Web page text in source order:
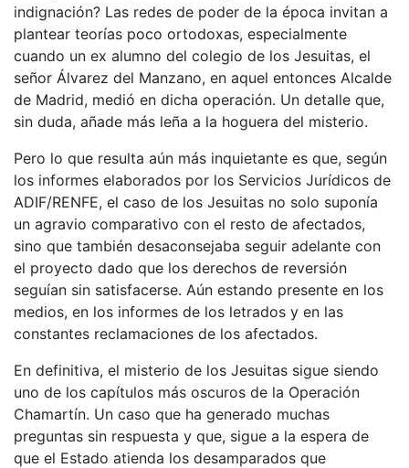
indignación? Las redes de poder de la época invitan a
plantear teorías poco ortodoxas, especialmente
cuando un ex alumno del colegio de los Jesuitas, el
señor Álvarez del Manzano, en aquel entonces Alcalde
de Madrid, medió en dicha operación. Un detalle que,
sin duda, añade más leña a la hoguera del misterio.
Pero lo que resulta aún más inquietante es que, según
los informes elaborados por los Servicios Jurídicos de
ADIF/RENFE, el caso de los Jesuitas no solo suponía
un agravio comparativo con el resto de afectados,
sino que también desaconsejaba seguir adelante con
el proyecto dado que los derechos de reversión
seguían sin satisfacerse. Aún estando presente en los
medios, en los informes de los letrados y en las
constantes reclamaciones de los afectados.
En definitiva, el misterio de los Jesuitas sigue siendo
uno de los capítulos más oscuros de la Operación
Chamartín. Un caso que ha generado muchas
preguntas sin respuesta y que, sigue a la espera de
que el Estado atienda los desamparados que